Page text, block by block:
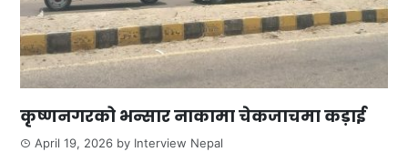
कृष्णनगरको भन्सार नाकामा चेकजाचमा कड़ाई
April 19, 2026 by Interview Nepal